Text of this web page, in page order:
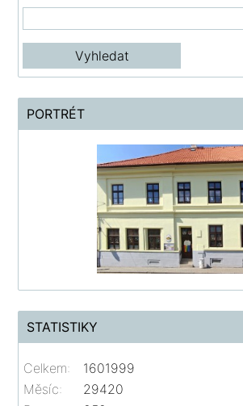
PORTRÉT
STATISTIKY
Celkem:
1601999
Měsíc:
29420